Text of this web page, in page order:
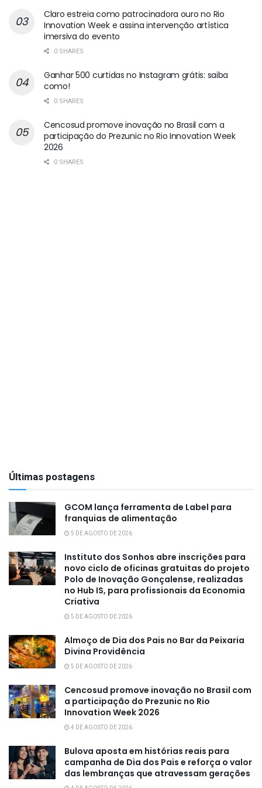
Claro estreia como patrocinadora ouro no Rio
Innovation Week e assina intervenção artística
imersiva do evento
0 SHARES
Ganhar 500 curtidas no Instagram grátis: saiba
como!
0 SHARES
Cencosud promove inovação no Brasil com a
participação do Prezunic no Rio Innovation Week
2026
0 SHARES
Últimas postagens
GCOM lança ferramenta de Label para
franquias de alimentação
5 DE AGOSTO DE 2026
Instituto dos Sonhos abre inscrições para
novo ciclo de oficinas gratuitas do projeto
Polo de Inovação Gonçalense, realizadas
no Hub IS, para profissionais da Economia
Criativa
5 DE AGOSTO DE 2026
Almoço de Dia dos Pais no Bar da Peixaria
Divina Providência
5 DE AGOSTO DE 2026
Cencosud promove inovação no Brasil com
a participação do Prezunic no Rio
Innovation Week 2026
4 DE AGOSTO DE 2026
Bulova aposta em histórias reais para
campanha de Dia dos Pais e reforça o valor
das lembranças que atravessam gerações